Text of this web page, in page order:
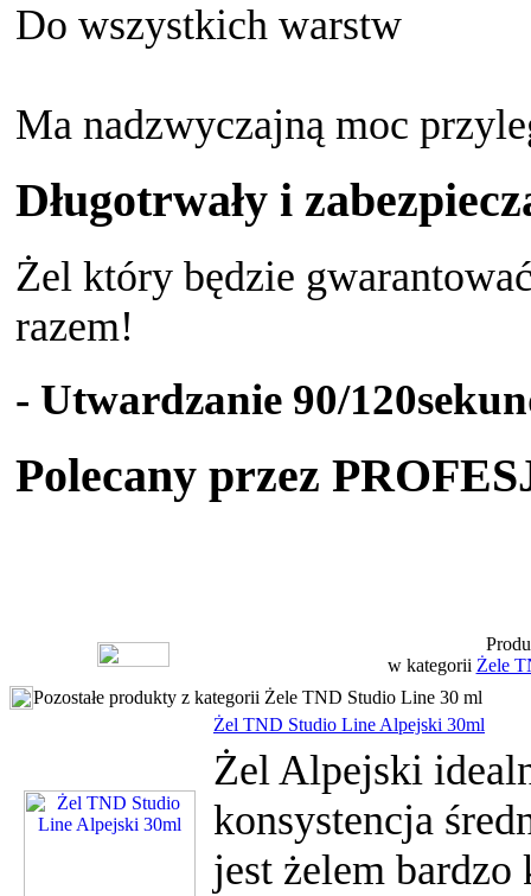
Do wszystkich warstw
Ma nadzwyczajną moc
Długotrwały i
Żel który będzie
razem!
- Utwardzanie 90/
Polecany przez
w kategorii Żele
Pozostałe produkty z kategorii Żele TND Studio Line 30 ml
Żel TND Studio Line Alpejski 30ml
Żel Alpejski
konsystencja
jest żelem